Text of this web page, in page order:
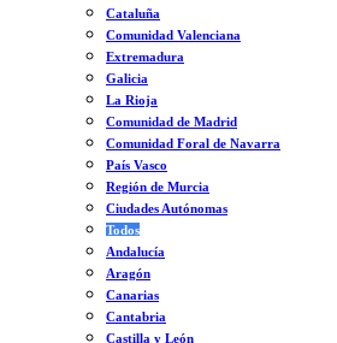
Cataluña
Comunidad Valenciana
Extremadura
Galicia
La Rioja
Comunidad de Madrid
Comunidad Foral de Navarra
País Vasco
Región de Murcia
Ciudades Autónomas
Todos
Andalucía
Aragón
Canarias
Cantabria
Castilla y León